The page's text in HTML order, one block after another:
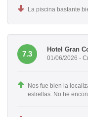
La piscina bastante
7.3
Hotel Gran
01/06/2026 -
Nos fue bien la
estrellas. No he